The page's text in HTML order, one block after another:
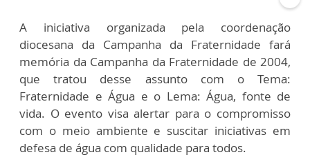
A iniciativa organizada pela coordenação
diocesana da Campanha da Fraternidade fará
memória da Campanha da Fraternidade de 2004,
que tratou desse assunto com o Tema:
Fraternidade e Água e o Lema: Água, fonte de
vida. O evento visa alertar para o compromisso
com o meio ambiente e suscitar iniciativas em
defesa de água com qualidade para todos.